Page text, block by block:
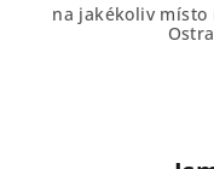
na jakékoliv místo